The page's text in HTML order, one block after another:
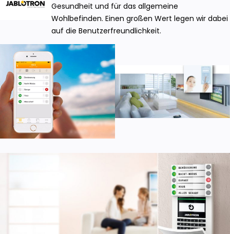
Gesundheit und für das allgemeine
Wohlbefinden. Einen großen Wert legen wir dabei
auf die Benutzerfreundlichkeit.